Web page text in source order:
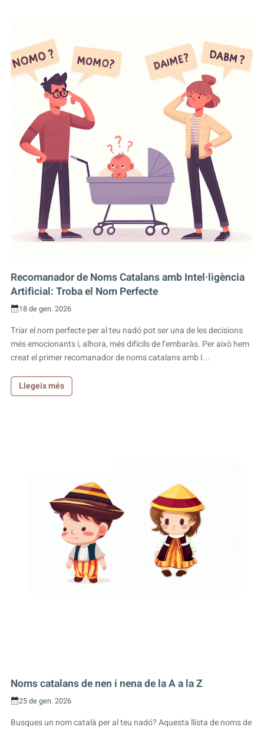
Recomanador de Noms Catalans amb Intel·ligència
Artificial: Troba el Nom Perfecte
18 de gen. 2026
Triar el nom perfecte per al teu nadó pot ser una de les decisions
més emocionants i, alhora, més difícils de l’embaràs. Per això hem
creat el primer recomanador de noms catalans amb I...
Llegeix més
Noms catalans de nen i nena de la A a la Z
25 de gen. 2026
Busques un nom català per al teu nadó? Aquesta llista de noms de